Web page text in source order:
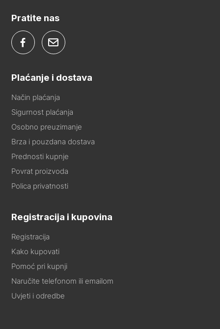
Pratite nas
Plaćanje i dostava
Način plaćanja
Sigurnost plaćanja
Osobno preuzimanje
Brza i pouzdana dostava
Prednosti kupnje
Povrat proizvoda
Polica privatnosti
Registracija i kupovina
Registracija
Kako kupovati
Pomoć pri kupnji
Naručite telefonom ili emailom
Uvjeti i odredbe